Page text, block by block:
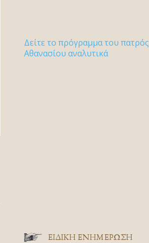
Δείτε το πρόγραμμα του πατρός
Αθανασίου αναλυτικά
ΕΙΔΙΚΉ ΕΝΗΜΈΡΩΣΗ